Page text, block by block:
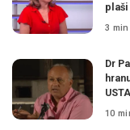
3
Dr
10